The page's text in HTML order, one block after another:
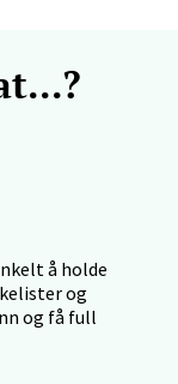
å holde
og
og få full